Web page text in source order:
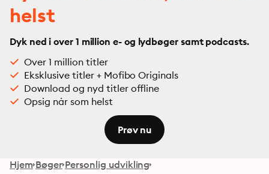
helst
Dyk ned i over 1 million e- og lydbøger samt podcasts.
Over 1 million titler
Eksklusive titler + Mofibo Originals
Download og nyd titler offline
Opsig når som helst
Prøv nu
Hjem Bøger Personlig udvikling